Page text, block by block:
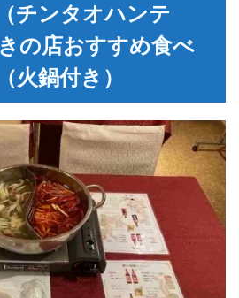
チンタオハンテ
の店おすすめ食べ
火鍋付き）